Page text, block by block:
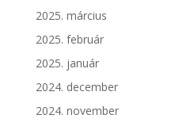
2025. március
2025. február
2025. január
2024. december
2024. november